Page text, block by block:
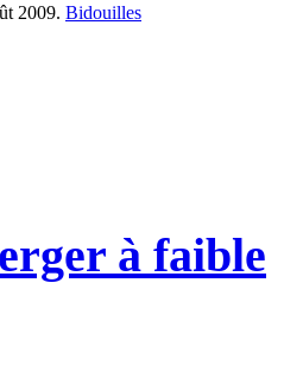
2009. Bidouilles
à faible